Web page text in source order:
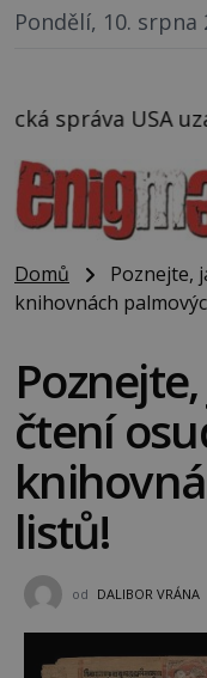
Pondělí, 10. srpna
vzdušný
Domů
Poznejte,
knihovnách
čtení
listů!
od DALIBOR VRÁNA